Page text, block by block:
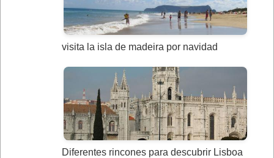
visita la isla de madeira por navidad
Diferentes rincones para descubrir Lisboa